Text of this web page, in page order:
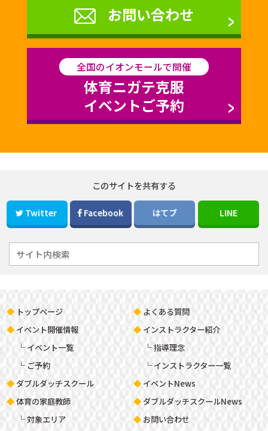
お問い合わせ
全国のイオンモールで開催
体育ニガテ克服
イベントご予約
このサイトを共有する
Twitter Facebook はてブ LINE
トップページ
イベント開催情報
イベント一覧
ご予約
ダブルダッチスクール
体育の家庭教師
対象エリア
よくある質問
インストラクター紹介
指導理念
インストラクター一覧
イベントNews
ダブルダッチスクールNews
お問い合わせ